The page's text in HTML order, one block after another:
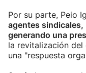
Por su parte, Peio
agentes
generando una
la revitalización del
una "respuesta